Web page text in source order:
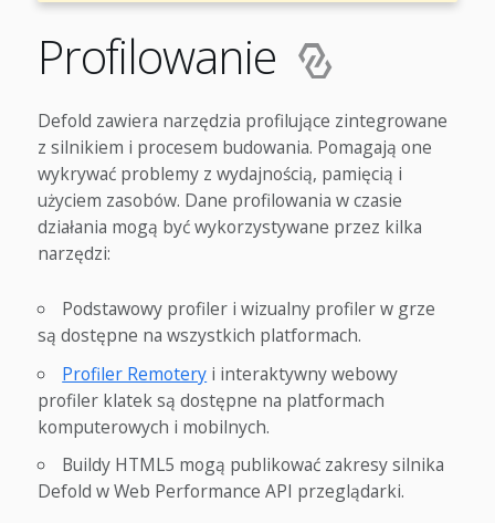
Profilowanie
Defold zawiera narzędzia profilujące zintegrowane
z silnikiem i procesem budowania. Pomagają one
wykrywać problemy z wydajnością, pamięcią i
użyciem zasobów. Dane profilowania w czasie
działania mogą być wykorzystywane przez kilka
narzędzi:
Podstawowy profiler i wizualny profiler w grze
są dostępne na wszystkich platformach.
Profiler Remotery i interaktywny webowy
profiler klatek są dostępne na platformach
komputerowych i mobilnych.
Buildy HTML5 mogą publikować zakresy silnika
Defold w Web Performance API przeglądarki.